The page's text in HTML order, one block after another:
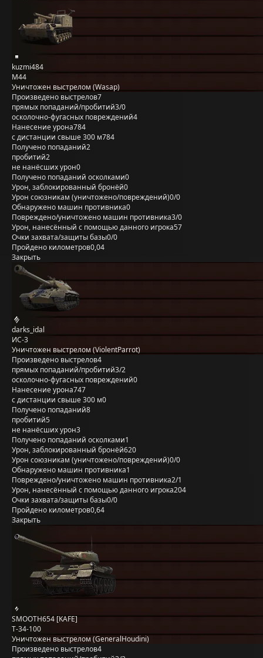
kuzmi484
M44
Уничтожен выстрелом (Wasap)
Произведено выстрелов7
прямых попаданий/пробитий3/0
осколочно-фугасных повреждений4
Нанесение урона784
с дистанции свыше 300 м784
Получено попаданий2
пробитий2
не нанёсших урон0
Получено попаданий осколками0
Урон, заблокированный бронёй0
Урон союзникам (уничтожено/повреждений)0/0
Обнаружено машин противника0
Повреждено/уничтожено машин противника3/0
Урон, нанесённый с помощью данного игрока57
Очки захвата/защиты базы0/0
Пройдено километров0,04
Закрыть
darks_idal
ИС-3
Уничтожен выстрелом (ViolentParrot)
Произведено выстрелов4
прямых попаданий/пробитий3/2
осколочно-фугасных повреждений0
Нанесение урона747
с дистанции свыше 300 м0
Получено попаданий8
пробитий5
не нанёсших урон3
Получено попаданий осколками1
Урон, заблокированный бронёй620
Урон союзникам (уничтожено/повреждений)0/0
Обнаружено машин противника1
Повреждено/уничтожено машин противника2/1
Урон, нанесённый с помощью данного игрока204
Очки захвата/защиты базы0/0
Пройдено километров0,64
Закрыть
SMOOTH654 [KAFE]
Т-34-100
Уничтожен выстрелом (GeneralHoudini)
Произведено выстрелов4